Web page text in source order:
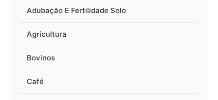
Adubação E Fertilidade Solo
Agricultura
Bovinos
Café